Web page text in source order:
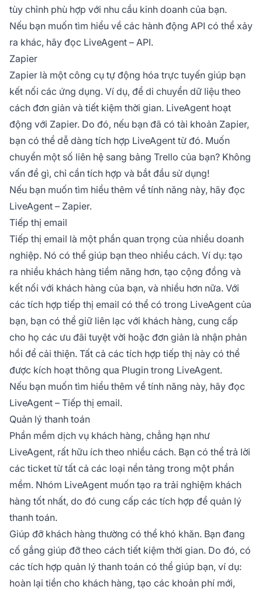
tùy chỉnh phù hợp với nhu cầu kinh doanh của bạn.
Nếu bạn muốn tìm hiểu về các hành động API có thể xảy
ra khác, hãy đọc LiveAgent – API.
Zapier
Zapier là một công cụ tự động hóa trực tuyến giúp bạn
kết nối các ứng dụng. Ví dụ, để di chuyển dữ liệu theo
cách đơn giản và tiết kiệm thời gian. LiveAgent hoạt
động với Zapier. Do đó, nếu bạn đã có tài khoản Zapier,
bạn có thể dễ dàng tích hợp LiveAgent từ đó. Muốn
chuyển một số liên hệ sang bảng Trello của bạn? Không
vấn đề gì, chỉ cần tích hợp và bắt đầu sử dụng!
Nếu bạn muốn tìm hiểu thêm về tính năng này, hãy đọc
LiveAgent – Zapier.
Tiếp thị email
Tiếp thị email là một phần quan trọng của nhiều doanh
nghiệp. Nó có thể giúp bạn theo nhiều cách. Ví dụ: tạo
ra nhiều khách hàng tiềm năng hơn, tạo cộng đồng và
kết nối với khách hàng của bạn, và nhiều hơn nữa. Với
các tích hợp tiếp thị email có thể có trong LiveAgent của
bạn, bạn có thể giữ liên lạc với khách hàng, cung cấp
cho họ các ưu đãi tuyệt vời hoặc đơn giản là nhận phản
hồi để cải thiện. Tất cả các tích hợp tiếp thị này có thể
được kích hoạt thông qua Plugin trong LiveAgent.
Nếu bạn muốn tìm hiểu thêm về tính năng này, hãy đọc
LiveAgent – Tiếp thị email.
Quản lý thanh toán
Phần mềm dịch vụ khách hàng, chẳng hạn như
LiveAgent, rất hữu ích theo nhiều cách. Bạn có thể trả lời
các ticket từ tất cả các loại nền tảng trong một phần
mềm. Nhóm LiveAgent muốn tạo ra trải nghiệm khách
hàng tốt nhất, do đó cung cấp các tích hợp để quản lý
thanh toán.
Giúp đỡ khách hàng thường có thể khó khăn. Bạn đang
cố gắng giúp đỡ theo cách tiết kiệm thời gian. Do đó, có
các tích hợp quản lý thanh toán có thể giúp bạn, ví dụ:
hoàn lại tiền cho khách hàng, tạo các khoản phí mới,